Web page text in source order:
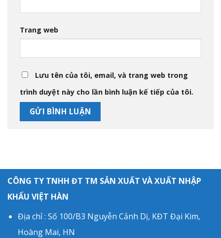
Trang web
Lưu tên của tôi, email, và trang web trong
trình duyệt này cho lần bình luận kế tiếp của tôi.
CÔNG TY TNHH ĐT TM SẢN XUẤT VÀ XUẤT NHẬP
KHẨU VIỆT HÀN
Địa chỉ : Số 100/B3 Nguyễn Cảnh Dị, KĐT Đại Kim,
Hoàng Mai, HN